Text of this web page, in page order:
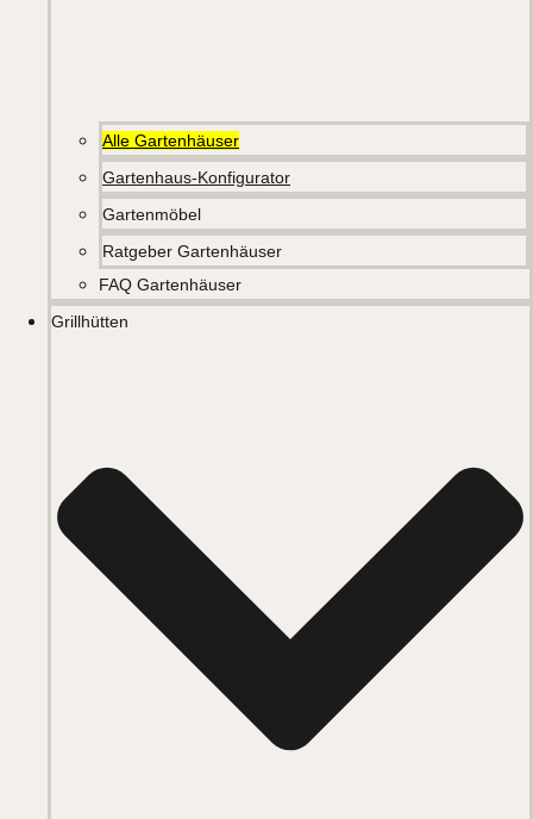
Alle Gartenhäuser
Gartenhaus-Konfigurator
Gartenmöbel
Ratgeber Gartenhäuser
FAQ Gartenhäuser
Grillhütten